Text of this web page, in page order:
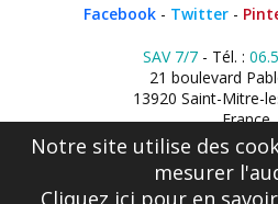
Facebook - Twitter -
SAV 7/7- Tél. :
21 boulevard
13920 Saint-Mitre-
France
Notre site utilise des
mesurer
Cliquez ici pour en